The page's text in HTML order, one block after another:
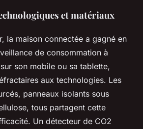
et matériaux
la maison connectée a gagné en
de consommation à
son mobile ou sa tablette,
aux technologies. Les
panneaux isolants sous
tous partagent cette
Un détecteur de CO2